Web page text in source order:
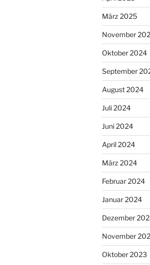
März 2025
November
Oktober 2024
September
August 2024
Juli 2024
Juni 2024
April 2024
März 2024
Februar 2024
Januar 2024
Dezember
November
Oktober 2023